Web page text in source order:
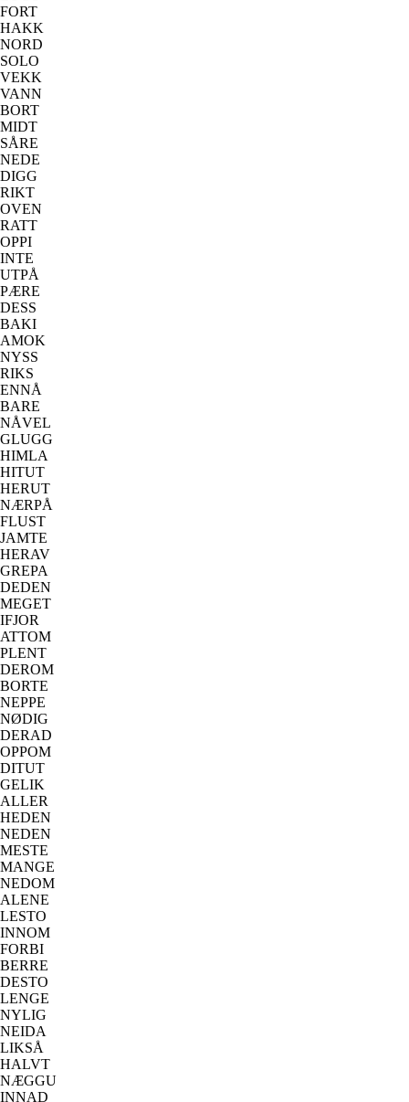
FORT
HAKK
NORD
SOLO
VEKK
VANN
BORT
MIDT
SÅRE
NEDE
DIGG
RIKT
OVEN
RATT
OPPI
INTE
UTPÅ
PÆRE
DESS
BAKI
AMOK
NYSS
RIKS
ENNÅ
BARE
NÅVEL
GLUGG
HIMLA
HITUT
HERUT
NÆRPÅ
FLUST
JAMTE
HERAV
GREPA
DEDEN
MEGET
IFJOR
ATTOM
PLENT
DEROM
BORTE
NEPPE
NØDIG
DERAD
OPPOM
DITUT
GELIK
ALLER
HEDEN
NEDEN
MESTE
MANGE
NEDOM
ALENE
LESTO
INNOM
FORBI
BERRE
DESTO
LENGE
NYLIG
NEIDA
LIKSÅ
HALVT
NÆGGU
INNAD